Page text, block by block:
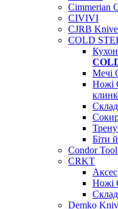
Cimmerian
CIVIVI
CJRB
COLD
Мечі
Ножі
Біти
Condor
CRKT
Ножі
Demko